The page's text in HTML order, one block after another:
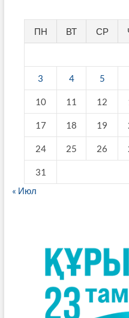
ПН ВТ СР
3 4 5
10 11 12
17 18 19
24 25 26
31
« Июл